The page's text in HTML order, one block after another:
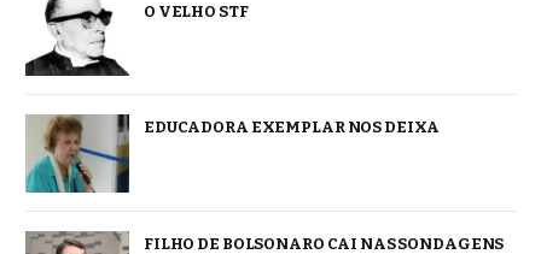
O VELHO STF
EDUCADORA EXEMPLAR NOS DEIXA
FILHO DE BOLSONARO CAI NAS SONDAGENS